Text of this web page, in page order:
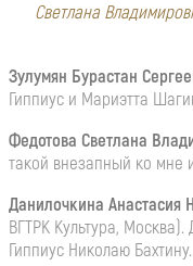
Светлана
Зулумян Бурастан
Гиппиус и Мариэтта
Федотова Светлана
такой внезапный ко мне
Данилочкина Анастасия
ВГТРК Культура,
Гиппиус Николаю Бахтину.